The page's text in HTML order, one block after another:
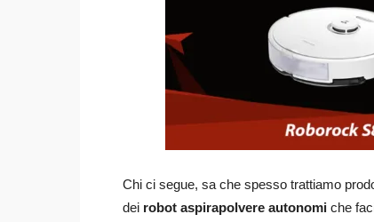
Chi ci segue, sa che spesso trattiamo
dei robot aspirapolvere autonomi che